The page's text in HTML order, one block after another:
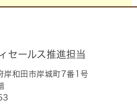
セールス推進担当
和田市岸城町7番1号